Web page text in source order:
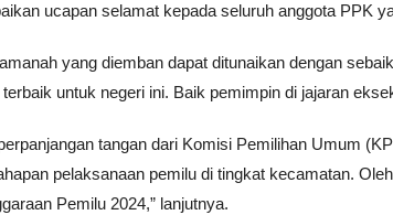
ucapan selamat kepada seluruh anggota PPK
yang diemban dapat ditunaikan dengan
untuk negeri ini. Baik pemimpin di jajaran
tangan dari Komisi Pemilihan Umum
pelaksanaan pemilu di tingkat kecamatan.
Pemilu 2024,” lanjutnya.